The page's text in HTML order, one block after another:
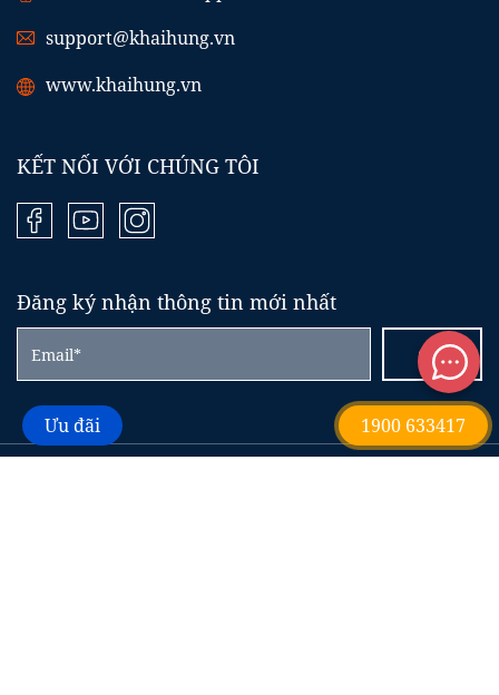
support@khaihung.vn
www.khaihung.vn
KẾT NỐI VỚI CHÚNG TÔI
Đăng ký nhận thông tin mới nhất
Gửi
Ưu đãi 1900 633417